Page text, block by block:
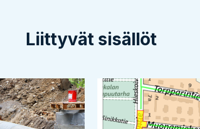
Liittyvät sisällöt